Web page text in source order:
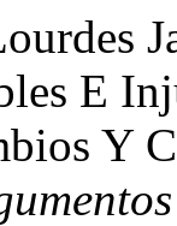
E
Y